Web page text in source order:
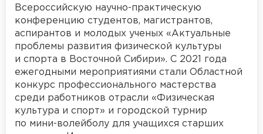
Всероссийскую научно-практическую
конференцию студентов, магистрантов,
аспирантов и молодых ученых «Актуальные
проблемы развития физической культуры
и спорта в Восточной Сибири». С 2021 года
ежегодными мероприятиями стали Областной
конкурс профессионального мастерства
среди работников отрасли «Физическая
культура и спорт» и городской турнир
по мини-волейболу для учащихся старших